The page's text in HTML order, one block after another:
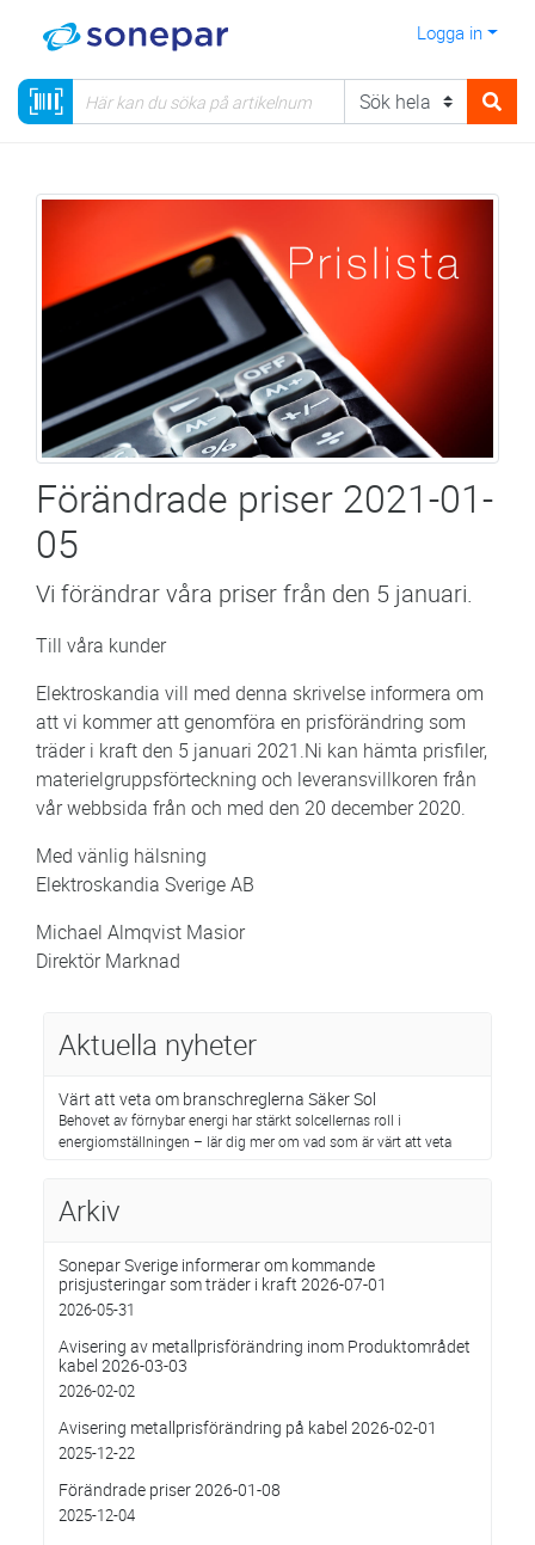
Logga in
Förändrade priser 2021-01-
05
Vi förändrar våra priser från den 5 januari.
Till våra kunder
Elektroskandia vill med denna skrivelse informera om
att vi kommer att genomföra en prisförändring som
träder i kraft den 5 januari 2021.Ni kan hämta prisfiler,
materielgruppsförteckning och leveransvillkoren från
vår webbsida från och med den 20 december 2020.
Med vänlig hälsning
Elektroskandia Sverige AB
Michael Almqvist Masior
Direktör Marknad
Aktuella nyheter
Värt att veta om branschreglerna Säker Sol
Behovet av förnybar energi har stärkt solcellernas roll i
energiomställningen – lär dig mer om vad som är värt att veta
Arkiv
Sonepar Sverige informerar om kommande
prisjusteringar som träder i kraft 2026-07-01
2026-05-31
Avisering av metallprisförändring inom Produktområdet
kabel 2026-03-03
2026-02-02
Avisering metallprisförändring på kabel 2026-02-01
2025-12-22
Förändrade priser 2026-01-08
2025-12-04